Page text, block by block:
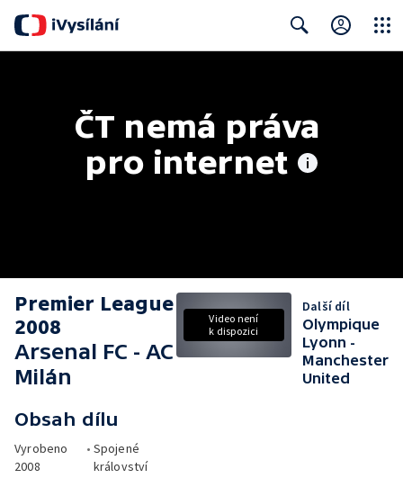
ČT nemá práva
pro internet
Premier League
2008
Arsenal FC - AC
Milán
Obsah dílu
Vyrobeno
2008
• Spojené
království
Video není
k dispozici
Další díl
Olympique
Lyonn -
Manchester
United